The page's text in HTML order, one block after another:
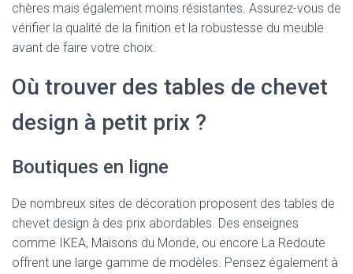
chères mais également moins résistantes. Assurez-vous de
vérifier la qualité de la finition et la robustesse du meuble
avant de faire votre choix.
Où trouver des tables de chevet
design à petit prix ?
Boutiques en ligne
De nombreux sites de décoration proposent des tables de
chevet design à des prix abordables. Des enseignes
comme IKEA, Maisons du Monde, ou encore La Redoute
offrent une large gamme de modèles. Pensez également à